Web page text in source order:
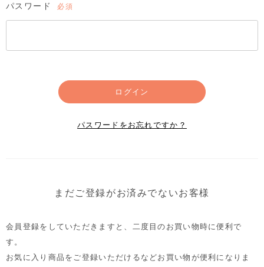
パスワード
須)
ログイン
パスワードをお忘れですか？
まだご登録がお済みでないお客様
会員登録をしていただきますと、二度目のお買い物時に便利で
す。
お気に入り商品をご登録いただけるなどお買い物が便利になりま